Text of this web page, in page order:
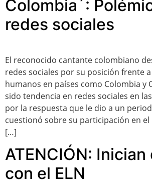
Colombia´:
redes sociales
El reconocido cantante colombiano
redes sociales por su posición frente
humanos en países como Colombia y
sido tendencia en redes sociales en
por la respuesta que le dio a un
cuestionó sobre su participación en
[…]
ATENCIÓN:
con el ELN